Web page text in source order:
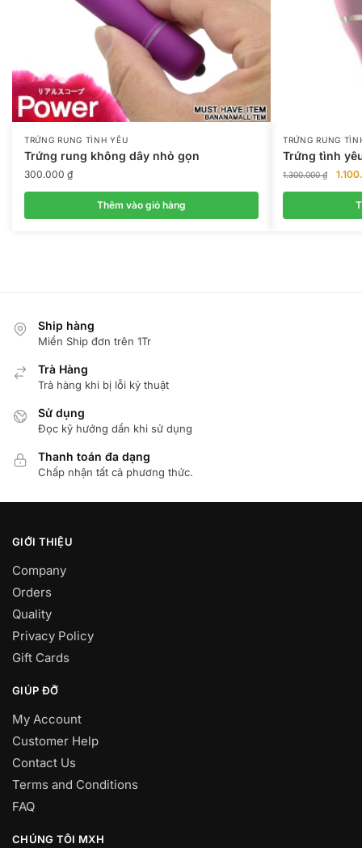
TRỨNG RUNG TÌNH YÊU
Trứng rung không dây nhỏ gọn
300.000 ₫
Thêm vào giỏ hàng
TRỨNG RUNG
Trứng tình
1.300.000₫
Giá
gốc
Ship hàng
Miển Ship đơn trên 1Tr
Trà Hàng
Trả hàng khi bị lỗi kỷ thuật
Sử dụng
Đọc kỹ hướng dẩn khi sử dụng
Thanh toán đa dạng
Chấp nhận tất cả phương thức.
GIỚI THIỆU
Company
Orders
Quality
Privacy Policy
Gift Cards
GIÚP ĐỠ
My Account
Customer Help
Contact Us
Terms and Conditions
FAQ
CHÚNG TÔI MXH